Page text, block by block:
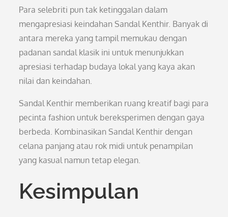
Para selebriti pun tak ketinggalan dalam
mengapresiasi keindahan Sandal Kenthir. Banyak di
antara mereka yang tampil memukau dengan
padanan sandal klasik ini untuk menunjukkan
apresiasi terhadap budaya lokal yang kaya akan
nilai dan keindahan.
Sandal Kenthir memberikan ruang kreatif bagi para
pecinta fashion untuk bereksperimen dengan gaya
berbeda. Kombinasikan Sandal Kenthir dengan
celana panjang atau rok midi untuk penampilan
yang kasual namun tetap elegan.
Kesimpulan